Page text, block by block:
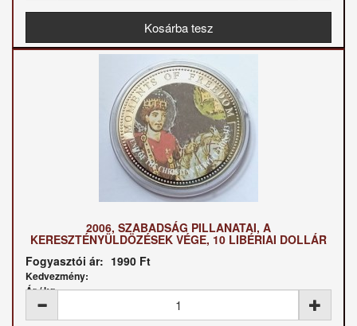
2006, SZABADSÁG PILLANATAI, A
KERESZTÉNYÜLDÖZÉSEK VÉGE, 10 LIBÉRIAI DOLLÁR
Fogyasztói ár: 1990 Ft
Kedvezmény:
Ár / kg: